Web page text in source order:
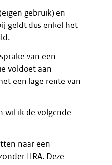
gebruik) en
geldt dus enkel het
van een
voldoet aan
een lage rente van
wil ik de volgende
naar een
HRA. Deze